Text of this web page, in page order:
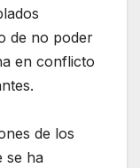
de no poder
en conflicto
de los
se ha